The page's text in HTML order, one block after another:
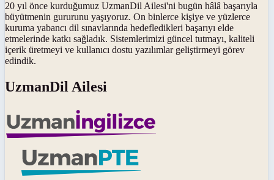
20 yıl önce kurduğumuz UzmanDil Ailesi'ni bugün hâlâ başarıyla
büyütmenin gururunu yaşıyoruz. On binlerce kişiye ve yüzlerce
kuruma yabancı dil sınavlarında hedefledikleri başarıyı elde
etmelerinde katkı sağladık. Sistemlerimizi güncel tutmayı, kaliteli
içerik üretmeyi ve kullanıcı dostu yazılımlar geliştirmeyi görev
edindik.
UzmanDil Ailesi